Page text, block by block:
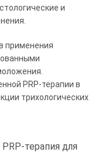
и
применения
PRP-терапии в
трихологических
терапия для